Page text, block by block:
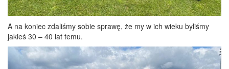
A na koniec zdaliśmy sobie sprawę, że my w ich wieku byliśmy
jakieś 30 – 40 lat temu.